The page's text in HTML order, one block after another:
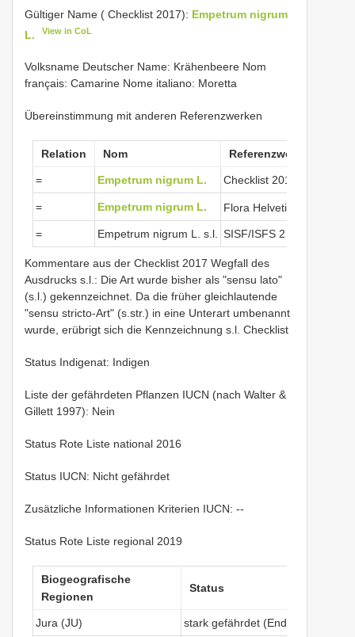
Gültiger Name ( Checklist 2017): Empetrum nigrum
L.
View in CoL
Volksname Deutscher Name: Krähenbeere Nom
français: Camarine Nome italiano: Moretta
Übereinstimmung mit anderen Referenzwerken
Relation Nom Referenzwerke
= Empetrum nigrum L. Checklist 2017
= Empetrum nigrum L. Flora Helvetica 2018
= Empetrum nigrum L. s.l. SISF/ISFS 2
Kommentare aus der Checklist 2017 Wegfall des
Ausdrucks s.l.: Die Art wurde bisher als "sensu lato"
(s.l.) gekennzeichnet. Da die früher gleichlautende
"sensu stricto-Art" (s.str.) in eine Unterart umbenannt
wurde, erübrigt sich die Kennzeichnung s.l. Checklist
Status Indigenat: Indigen
Liste der gefährdeten Pflanzen IUCN (nach Walter &
Gillett 1997): Nein
Status Rote Liste national 2016
Status IUCN: Nicht gefährdet
Zusätzliche Informationen Kriterien IUCN: --
Status Rote Liste regional 2019
Biogeografische
Regionen
Status
Jura (JU) stark gefährdet (Endangered)